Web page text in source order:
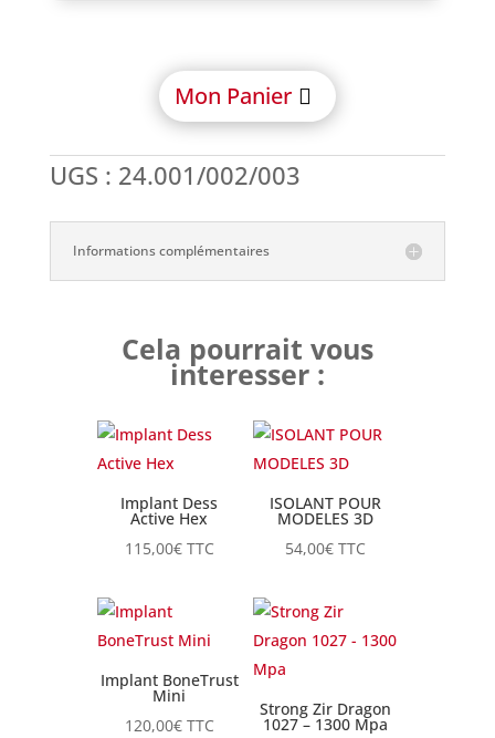
Mon Panier
UGS : 24.001/002/003
Informations complémentaires
Cela pourrait vous
interesser :
Implant Dess
Active Hex
115,00€ TTC
ISOLANT POUR
MODELES 3D
54,00€ TTC
Implant BoneTrust
Mini
120,00€ TTC
Strong Zir Dragon
1027 – 1300 Mpa